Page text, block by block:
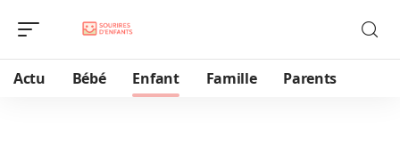
Actu Bébé Enfant Famille Parents